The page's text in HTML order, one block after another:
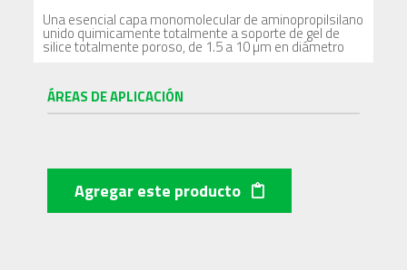
Una esencial capa monomolecular de aminopropilsilano
unido quimicamente totalmente a soporte de gel de
silice totalmente poroso, de 1.5 a 10 µm en diámetro
ÁREAS DE APLICACIÓN
Agregar este producto